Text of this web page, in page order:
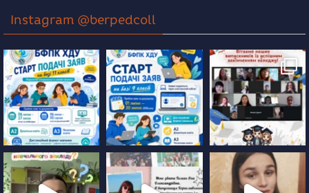
Instagram @berpedcoll